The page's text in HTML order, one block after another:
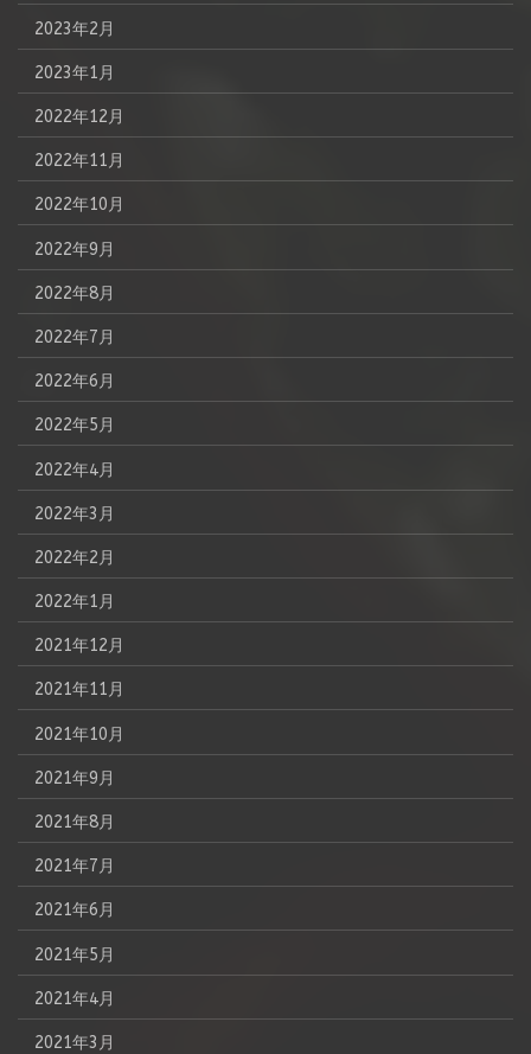
2023年2月
2023年1月
2022年12月
2022年11月
2022年10月
2022年9月
2022年8月
2022年7月
2022年6月
2022年5月
2022年4月
2022年3月
2022年2月
2022年1月
2021年12月
2021年11月
2021年10月
2021年9月
2021年8月
2021年7月
2021年6月
2021年5月
2021年4月
2021年3月